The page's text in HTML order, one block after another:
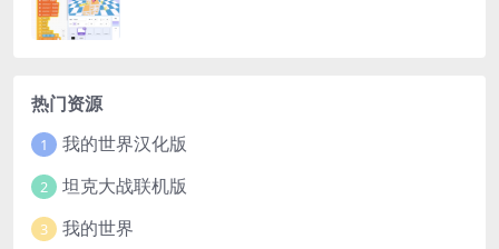
热门资源
1 我的世界汉化版
2 坦克大战联机版
3 我的世界